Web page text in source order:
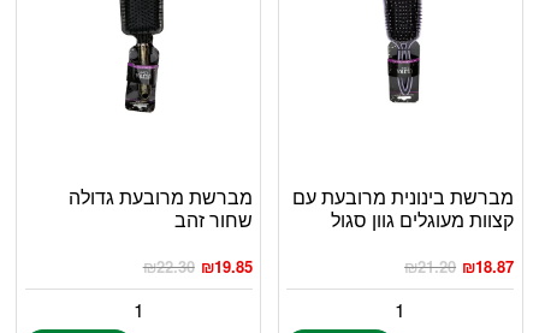
מברשת בינונית מרובעת עם
קצוות מעוגלים גוון סגול
₪21.20 ₪18.87
מברשת מרובעת גדולה
שחור זהב
₪22.30 ₪19.85